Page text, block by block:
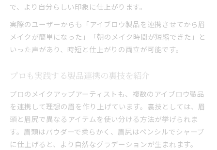
で、より自分らしい印象に仕上がります。
実際のユーザーからも「アイブロウ製品を連携させてから眉
メイクが簡単になった」「朝のメイク時間が短縮できた」と
いった声があり、時短と仕上がりの両立が可能です。
プロも実践する製品連携の裏技を紹介
プロのメイクアップアーティストも、複数のアイブロウ製品
を連携して理想の眉を作り上げています。裏技としては、眉
頭と眉尻で異なるアイテムを使い分ける方法が挙げられま
す。眉頭はパウダーで柔らかく、眉尻はペンシルでシャープ
に仕上げると、より自然なグラデーションが生まれます。